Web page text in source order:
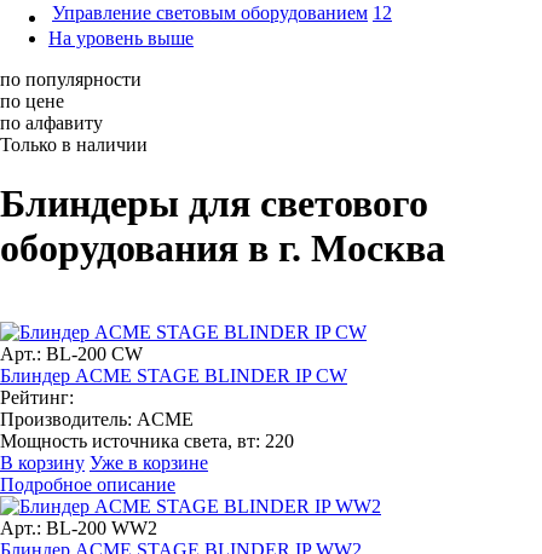
Управление световым оборудованием 12
На уровень выше
по популярности
по цене
по алфавиту
Только в наличии
Блиндеры для светового
оборудования в г. Москва
Арт.: BL-200 CW
Блиндер ACME STAGE BLINDER IP CW
Рейтинг:
Производитель: ACME
Мощность источника света, вт: 220
В корзину Уже в корзине
Подробное описание
Арт.: BL-200 WW2
Блиндер ACME STAGE BLINDER IP WW2